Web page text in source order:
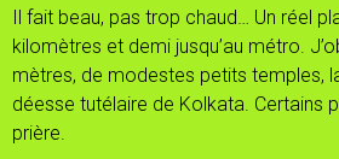
Il fait beau, pas trop chaud… Un réel
kilomètres et demi jusqu’au métro.
mètres, de modestes petits temples,
déesse tutélaire de Kolkata. Certains
prière.